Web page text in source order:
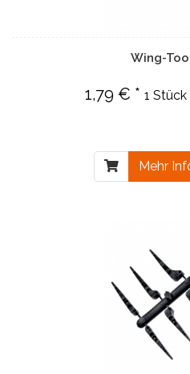
Wing-
1,79 € * 1
Mehr